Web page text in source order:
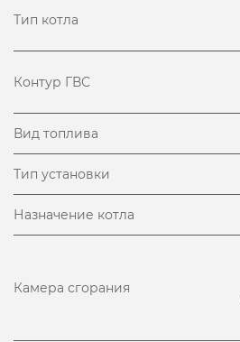
Тип котла
Контур ГВС
Вид топлива
Тип установки
Назначение котла
Камера сгорания